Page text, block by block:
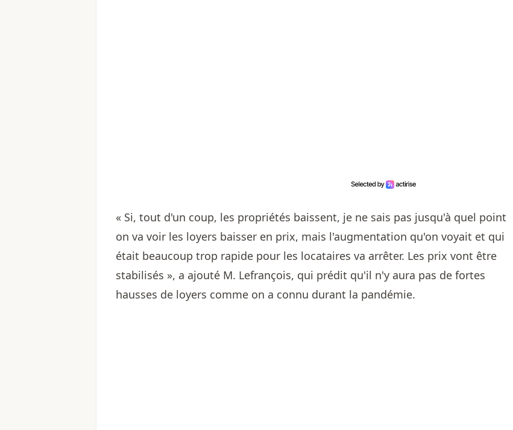
« Si, tout d'un coup, les propriétés baissent, je ne sais pas jusqu'à quel point
on va voir les loyers baisser en prix, mais l'augmentation qu'on voyait et qui
était beaucoup trop rapide pour les locataires va arrêter. Les prix vont être
stabilisés », a ajouté M. Lefrançois, qui prédit qu'il n'y aura pas de fortes
hausses de loyers comme on a connu durant la pandémie.